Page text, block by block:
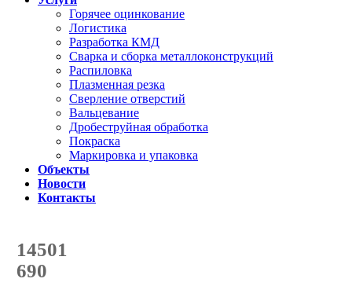
Горячее оцинкование
Логистика
Разработка КМД
Сварка и сборка металлоконструкций
Распиловка
Плазменная резка
Сверление отверстий
Вальцевание
Дробеструйная обработка
Покраска
Маркировка и упаковка
Объекты
Новости
Контакты
14501
с начала года
690
с начала месяца